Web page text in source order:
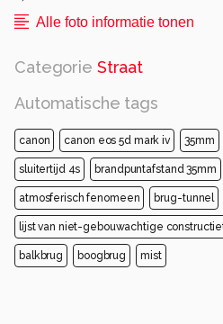
Alle foto informatie tonen
Categorie Straat
Automatische tags
canon canon eos 5d mark iv 35mm
sluitertijd 4s brandpuntafstand 35mm
atmosferisch fenomeen brug-tunnel
lijst van niet-gebouwachtige
balkbrug boogbrug mist